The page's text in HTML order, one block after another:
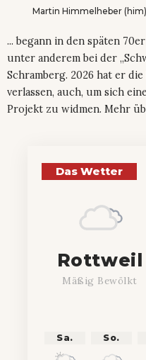
Martin Himmelheber (him)
... begann in den späten
unter anderem bei der
Schramberg. 2026 hat er
verlassen, auch, um sich
Projekt zu widmen. Mehr
Das Wetter
Rottweil
Mäßig Bewölkt
Sa. So.